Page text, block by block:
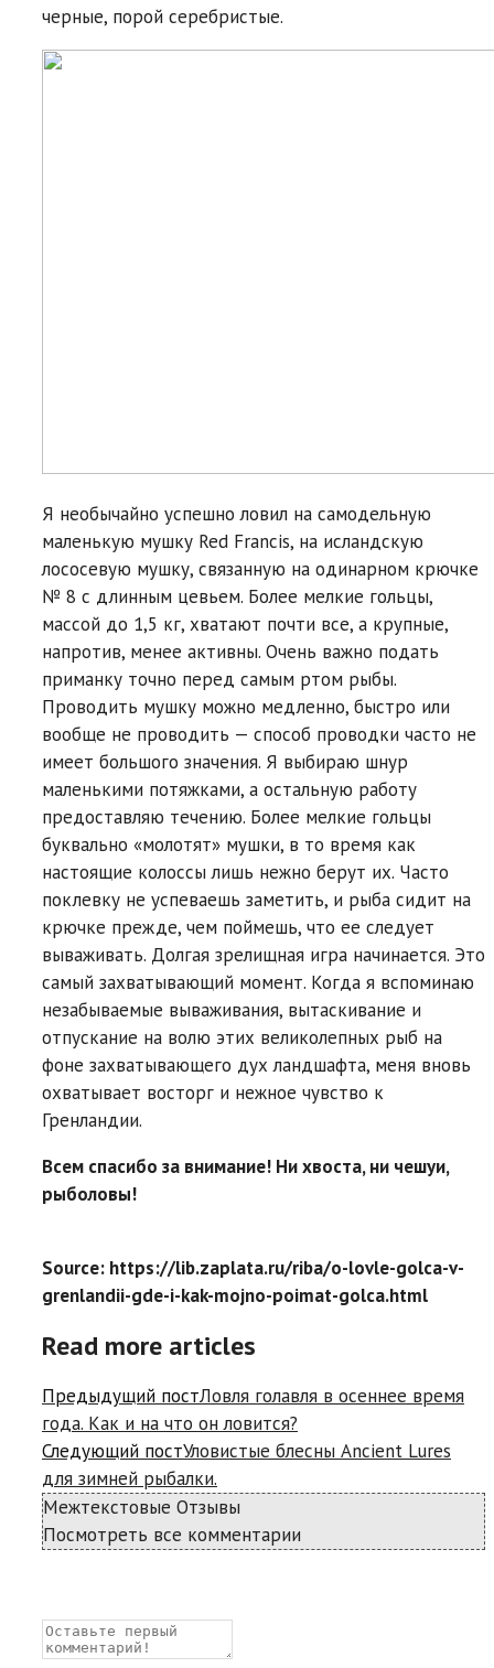
черные, порой серебристые.
Я необычайно успешно ловил на самодельную
маленькую мушку Red Francis, на исландскую
лососевую мушку, связанную на одинарном крючке
№ 8 с длинным цевьем. Более мелкие гольцы,
массой до 1,5 кг, хватают почти все, а крупные,
напротив, менее активны. Очень важно подать
приманку точно перед самым ртом рыбы.
Проводить мушку можно медленно, быстро или
вообще не проводить — способ проводки часто не
имеет большого значения. Я выбираю шнур
маленькими потяжками, а остальную работу
предоставляю течению. Более мелкие гольцы
буквально «молотят» мушки, в то время как
настоящие колоссы лишь нежно берут их. Часто
поклевку не успеваешь заметить, и рыба сидит на
крючке прежде, чем поймешь, что ее следует
вываживать. Долгая зрелищная игра начинается. Это
самый захватывающий момент. Когда я вспоминаю
незабываемые вываживания, вытаскивание и
отпускание на волю этих великолепных рыб на
фоне захватывающего дух ландшафта, меня вновь
охватывает восторг и нежное чувство к
Гренландии.
Всем спасибо за внимание! Ни хвоста, ни чешуи,
рыболовы!
Source: https://lib.zaplata.ru/riba/o-lovle-golca-v-
grenlandii-gde-i-kak-mojno-poimat-golca.html
Read more articles
Предыдущий постЛовля голавля в осеннее время
года. Как и на что он ловится?
Следующий постУловистые блесны Ancient Lures
для зимней рыбалки.
Межтекстовые Отзывы
Посмотреть все комментарии